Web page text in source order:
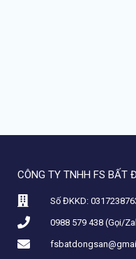
CÔNG TY TNHH FS BẤT
Số ĐKKD:
0988 579 438 (Gọi/